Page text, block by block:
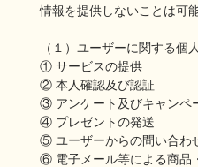
情報を提供しないことは可
（１）ユーザーに関する個
① サービスの提供
② 本人確認及び認証
③ アンケート及びキャンペ
④ プレゼントの発送
⑤ ユーザーからの問い合わ
⑥ 電子メール等による商品